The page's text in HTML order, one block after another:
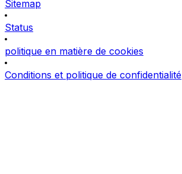
Sitemap
Status
politique en matière de cookies
Conditions et politique de confidentialité